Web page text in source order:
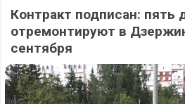
Контракт подписан: пять
отремонтируют в
сентября